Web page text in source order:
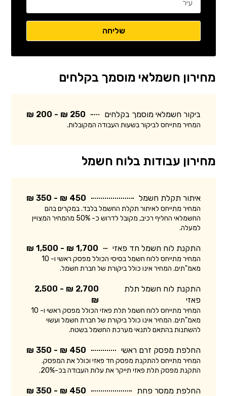
מחירון חשמלאי מוסמך בקלחים
ביקור חשמלאי מוסמך בקלחים 250 ₪ - 200 ₪
המחיר מתייחס לביקור בשעות העבודה המקובלות.
מחירון עבודות בלוח חשמל
איתור תקלת חשמל 450 ₪ - 350 ₪
המחיר מתייחס לאיתור תקלת החשמל בלבד. במקרים בהם
החשמלאי החליף רכיב, מקובל לדרוש כ- 50% מהמחיר המצויין
למעלה.
התקנת לוח חשמל חד פאזי 1,700 ₪ - 1,500 ₪
המחיר מתייחס ללוח חשמל בסיסי הכולל מפסק ראשי ו- 10
מאמ"תים. המחיר אינו כולל ביקורת של חברת חשמל.
התקנת לוח חשמל תלת
פאזי
2,700 ₪ - 2,500
₪
המחיר מתייחס ללוח חשמל תלת פאזי הכולל מפסק ראשי ו- 10
מאמ"תים. המחיר אינו כולל ביקורת של חברת חשמל ועשוי
להשתנות בהתאם לתנאי מערכת החשמל בשטח.
החלפת מפסק זרם ראשי 450 ₪ - 350 ₪
המחיר מתייחס להתקנת מפסק חד פאזי וכולל את המפסק.
התקנת מפסק תלת פאזי תייקר את עלות העבודה בכ-20%.
החלפת ממסר פחת 450 ₪ - 350 ₪